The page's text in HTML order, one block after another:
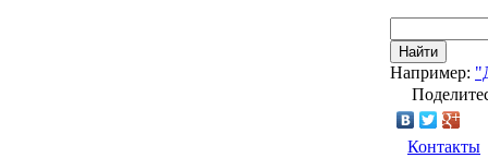
Найти
Например:
Контакты